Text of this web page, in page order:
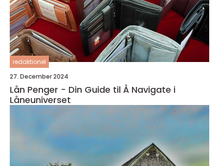
redaktionel
27. December 2024
Lån Penger - Din Guide til Å Navigate i
Låneuniverset